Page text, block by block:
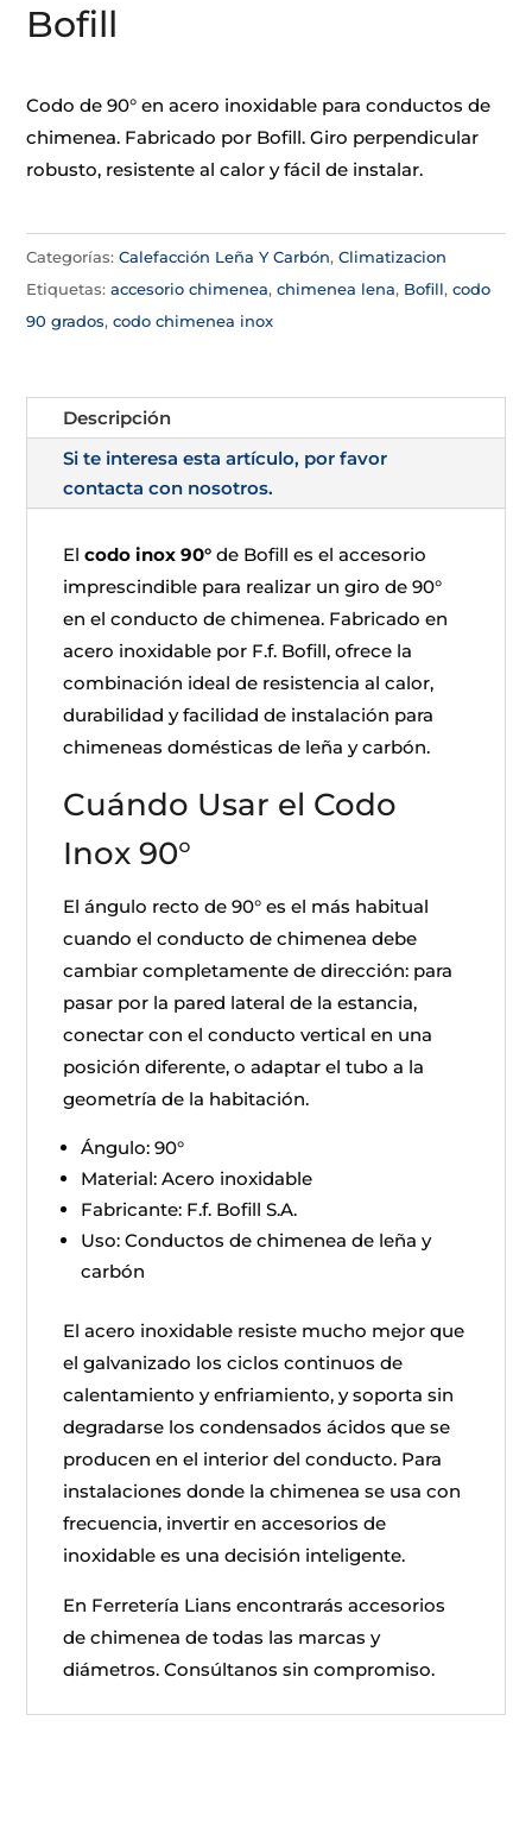
Bofill
Codo de 90° en acero inoxidable para conductos de
chimenea. Fabricado por Bofill. Giro perpendicular
robusto, resistente al calor y fácil de instalar.
Categorías:Calefacción Leña Y Carbón,Climatizacion
Etiquetas:accesorio chimenea,chimenea lena, Bofill,codo
90 grados,codo chimenea inox
Descripción
Si te interesa esta artículo, por favor
contacta con nosotros.
Elcodo inox 90° de Bofill es el accesorio
imprescindible para realizar un giro de 90°
en el conducto de chimenea. Fabricado en
acero inoxidable por F.f. Bofill, ofrece la
combinación ideal de resistencia al calor,
durabilidad y facilidad de instalación para
chimeneas domésticas de leña y carbón.
Cuándo Usar el Codo
Inox 90°
El ángulo recto de 90° es el más habitual
cuando el conducto de chimenea debe
cambiar completamente de dirección: para
pasar por la pared lateral de la estancia,
conectar con el conducto vertical en una
posición diferente, o adaptar el tubo a la
geometría de la habitación.
Ángulo: 90°
Material: Acero inoxidable
Fabricante: F.f. Bofill S.A.
Uso: Conductos de chimenea de leña y
carbón
El acero inoxidable resiste mucho mejor que
el galvanizado los ciclos continuos de
calentamiento y enfriamiento, y soporta sin
degradarse los condensados ácidos que se
producen en el interior del conducto. Para
instalaciones donde la chimenea se usa con
frecuencia, invertir en accesorios de
inoxidable es una decisión inteligente.
En Ferretería Lians encontrarás accesorios
de chimenea de todas las marcas y
diámetros. Consúltanos sin compromiso.